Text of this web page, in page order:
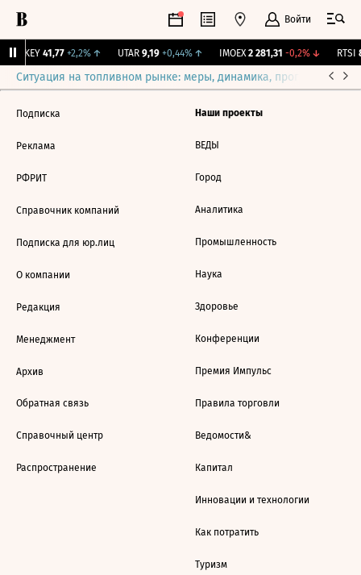
Войти
OKEY 41,77 +2,2%↑ UTAR 9,19 +0,44%↑ IMOEX 2 281,31 -0,2%↓ RTSI
Ситуация на топливном рынке: меры, динамика, прогнозы
Подписка
Реклама
РФРИТ
Справочник компаний
Подписка для юр.лиц
О компании
Редакция
Менеджмент
Архив
Обратная связь
Справочный центр
Распространение
Наши проекты
ВЕДЫ
Город
Аналитика
Промышленность
Наука
Здоровье
Конференции
Премия Импульс
Правила торговли
Ведомости&
Капитал
Инновации и технологии
Как потратить
Туризм